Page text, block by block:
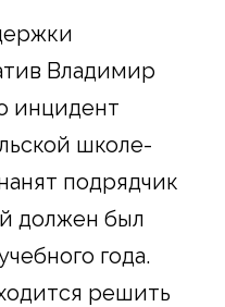
Владимир
инцидент
школе-
подрядчик
должен был
года.
решить